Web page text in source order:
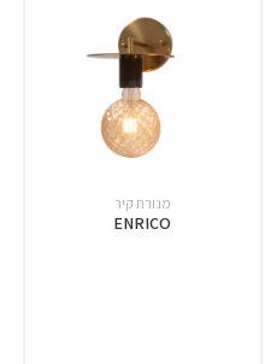
מנורת קיר
ENRICO